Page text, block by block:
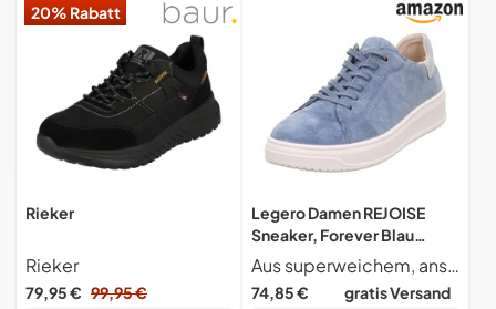
20% Rabatt
Rieker
Rieker
79,95 € 99,95 €
Legero Damen REJOISE
Sneaker, Forever Blau
8620, 40 EU
Aus superweichem, anschmiegsamem Leder
74,85 € gratis Versand